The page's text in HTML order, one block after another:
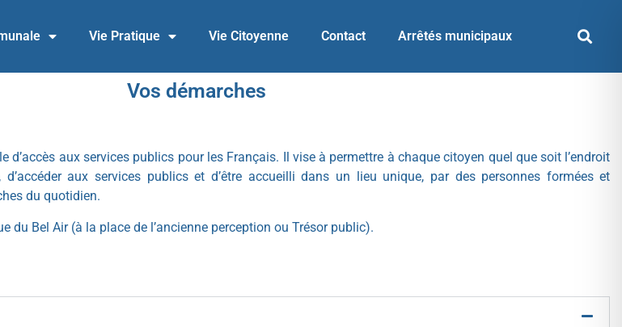
Vie Pratique Vie Citoyenne Contact Arrêtés municipaux
Vos démarches
d’accès aux services publics pour les Français. Il vise à permettre à chaque citoyen quel que soit l’endroit
aux services publics et d’être accueilli dans un lieu unique, par des personnes formées et
du quotidien.
du Bel Air (à la place de l’ancienne perception ou Trésor public).